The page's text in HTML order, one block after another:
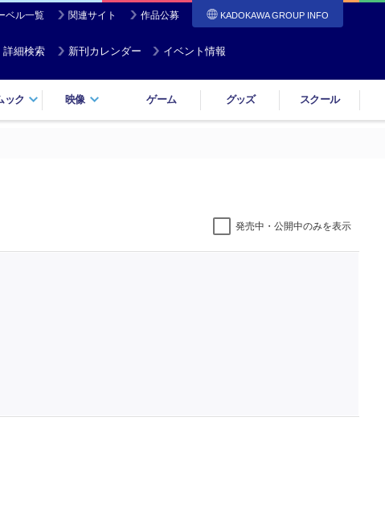
ベル一覧 関連サイト 作品公募 KADOKAWA GROUP INFO
詳細検索 新刊カレンダー イベント情報
ック 映像 ゲーム グッズ スクール
発売中・公開中のみを表示